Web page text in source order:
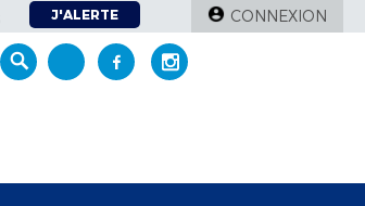
J'ALERTE CONNEXION